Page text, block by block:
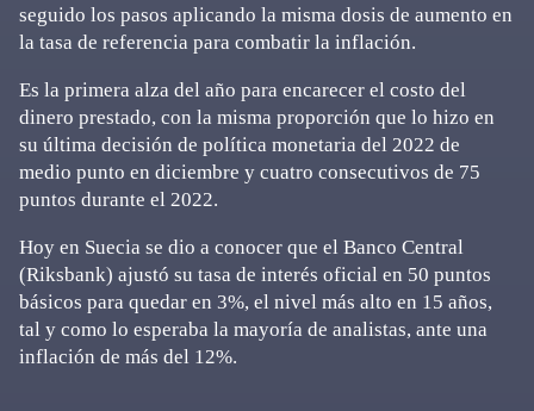
seguido los pasos aplicando la misma dosis de aumento en
la tasa de referencia para combatir la inflación.
Es la primera alza del año para encarecer el costo del
dinero prestado, con la misma proporción que lo hizo en
su última decisión de política monetaria del 2022 de
medio punto en diciembre y cuatro consecutivos de 75
puntos durante el 2022.
Hoy en Suecia se dio a conocer que el Banco Central
(Riksbank) ajustó su tasa de interés oficial en 50 puntos
básicos para quedar en 3%, el nivel más alto en 15 años,
tal y como lo esperaba la mayoría de analistas, ante una
inflación de más del 12%.